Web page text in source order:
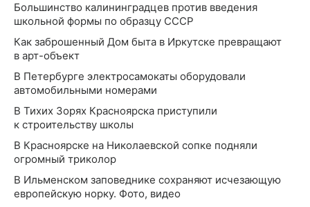
Большинство калининградцев против введения
школьной формы по образцу СССР
Как заброшенный Дом быта в Иркутске превращают
в арт-объект
В Петербурге электросамокаты оборудовали
автомобильными номерами
В Тихих Зорях Красноярска приступили
к строительству школы
В Красноярске на Николаевской сопке подняли
огромный триколор
В Ильменском заповеднике сохраняют исчезающую
европейскую норку. Фото, видео